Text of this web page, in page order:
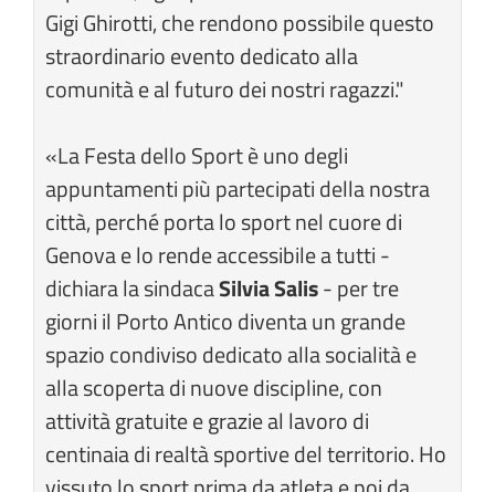
Gigi Ghirotti, che rendono possibile questo
straordinario evento dedicato alla
comunità e al futuro dei nostri ragazzi."
«La Festa dello Sport è uno degli
appuntamenti più partecipati della nostra
città, perché porta lo sport nel cuore di
Genova e lo rende accessibile a tutti -
dichiara la sindacaSilvia Salis- per tre
giorni il Porto Antico diventa un grande
spazio condiviso dedicato alla socialità e
alla scoperta di nuove discipline, con
attività gratuite e grazie al lavoro di
centinaia di realtà sportive del territorio. Ho